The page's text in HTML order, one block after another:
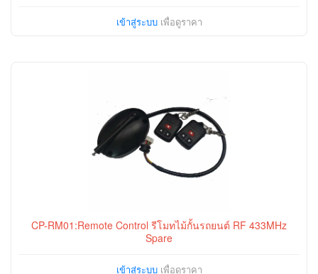
เข้าสู่ระบบเพื่อดูราคา
CP-RM01:Remote Control รีโมทไม้กั้นรถยนต์ RF 433MHz
Spare
เข้าสู่ระบบเพื่อดูราคา